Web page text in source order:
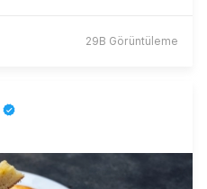
29B Görüntüleme